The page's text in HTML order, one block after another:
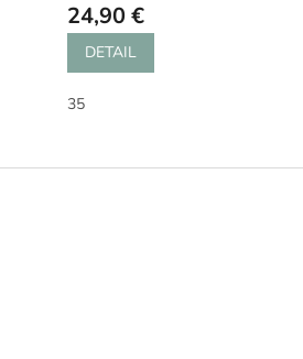
24,90 €
DETAIL
35